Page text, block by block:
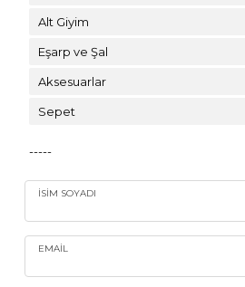
Alt Giyim
Eşarp ve Şal
Aksesuarlar
Sepet
-----
İSIM SOYADI
EMAIL